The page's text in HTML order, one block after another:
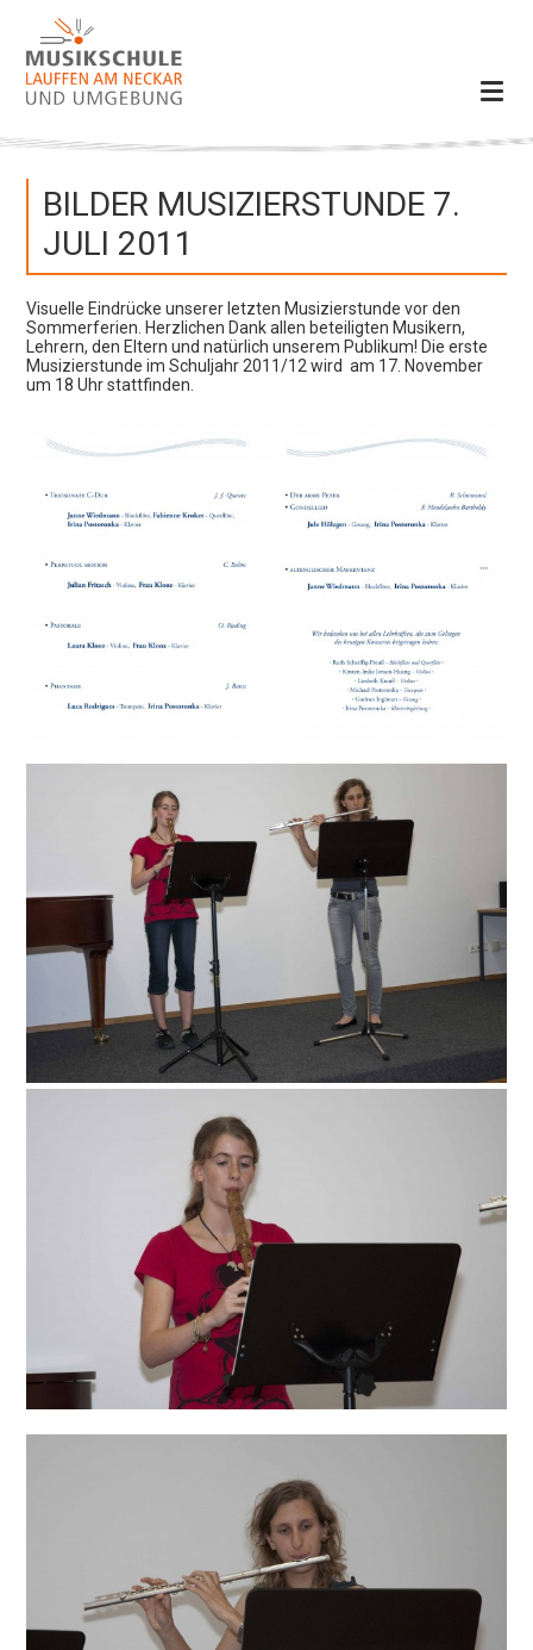
Anfahrt
Umgebung
Südstr. 25
74348 Lauffen / N.
Tel.: 07133/4894
Montag - Donnerstag 14.00 - 16.00 Uhr
und nach Vereinbarung
> EMAIL SENDEN
> ZUM ANFAHRTSPLAN
Events & Konzerte
im Rahmen des Neckar-Musikfestivals im Orchestersaal
unserer Musikschule. Gespielt wird um 19.30 Uhr das
Programm FIN DE SIÉCLE mit Werken von Debussy und Fauré.
Weitere Informationen als auch der Link zum
Kartenvorverkauf folgen im September… 1. Oktober – 19.30
Uhr Orchestersaal Musikschule Lauffen a.N. u.U. Südstraße 25
TRIO ARTE SANITAS Alexandre Feye, Violine Peer Findeisen,
Klavier Dorothea von Albrecht, Cello
BILDER MUSIZIERSTUNDE 7.
JULI 2011
Visuelle Eindrücke unserer letzten Musizierstunde vor den
Sommerferien. Herzlichen Dank allen beteiligten Musikern,
Lehrern, den Eltern und natürlich unserem Publikum! Die erste
Musizierstunde im Schuljahr 2011/12 wird am 17. November
um 18 Uhr stattfinden.